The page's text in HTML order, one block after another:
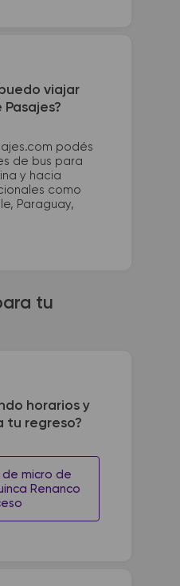
viajar
podés
de bus para
y hacia
como
Paraguay,
tu
horarios y
tu regreso?
de micro de
Renanco